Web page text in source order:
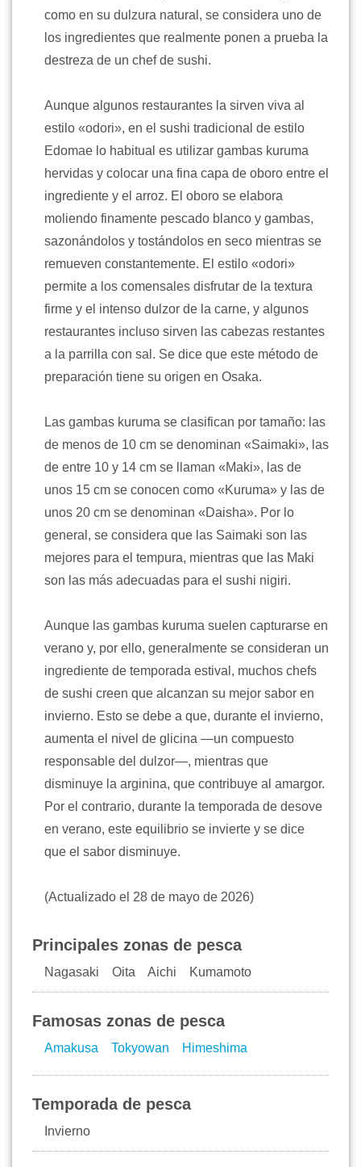
como en su dulzura natural, se considera uno de
los ingredientes que realmente ponen a prueba la
destreza de un chef de sushi.
Aunque algunos restaurantes la sirven viva al
estilo «odori», en el sushi tradicional de estilo
Edomae lo habitual es utilizar gambas kuruma
hervidas y colocar una fina capa de oboro entre el
ingrediente y el arroz. El oboro se elabora
moliendo finamente pescado blanco y gambas,
sazonándolos y tostándolos en seco mientras se
remueven constantemente. El estilo «odori»
permite a los comensales disfrutar de la textura
firme y el intenso dulzor de la carne, y algunos
restaurantes incluso sirven las cabezas restantes
a la parrilla con sal. Se dice que este método de
preparación tiene su origen en Osaka.
Las gambas kuruma se clasifican por tamaño: las
de menos de 10 cm se denominan «Saimaki», las
de entre 10 y 14 cm se llaman «Maki», las de
unos 15 cm se conocen como «Kuruma» y las de
unos 20 cm se denominan «Daisha». Por lo
general, se considera que las Saimaki son las
mejores para el tempura, mientras que las Maki
son las más adecuadas para el sushi nigiri.
Aunque las gambas kuruma suelen capturarse en
verano y, por ello, generalmente se consideran un
ingrediente de temporada estival, muchos chefs
de sushi creen que alcanzan su mejor sabor en
invierno. Esto se debe a que, durante el invierno,
aumenta el nivel de glicina —un compuesto
responsable del dulzor—, mientras que
disminuye la arginina, que contribuye al amargor.
Por el contrario, durante la temporada de desove
en verano, este equilibrio se invierte y se dice
que el sabor disminuye.
(Actualizado el 28 de mayo de 2026)
Principales zonas de pesca
Nagasaki Oita Aichi Kumamoto
Famosas zonas de pesca
Amakusa Tokyowan Himeshima
Temporada de pesca
Invierno